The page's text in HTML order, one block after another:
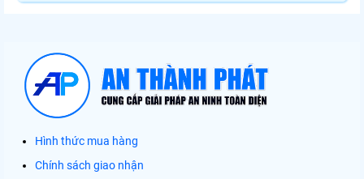
Hình thức mua hàng
Chính sách giao nhận